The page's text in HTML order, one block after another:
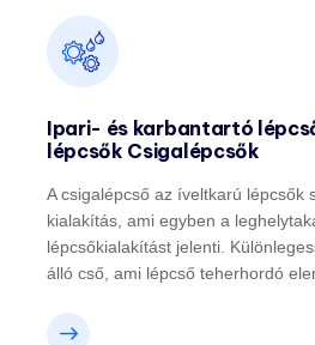
Ipari- és karbantartó
lépcsők Csigalépcsők
A csigalépcső az íveltkarú lépcsők
kialakítás, ami egyben a
lépcsőkialakítást jelenti.
álló cső, ami lépcső teherhordó